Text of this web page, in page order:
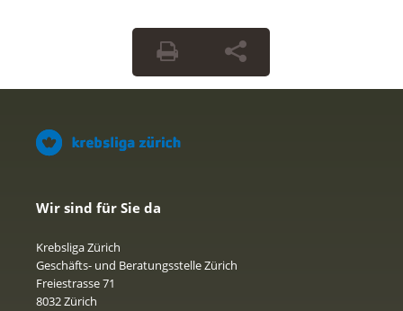
Wir sind für Sie da
Krebsliga Zürich
Geschäfts- und Beratungsstelle Zürich
Freiestrasse 71
8032 Zürich